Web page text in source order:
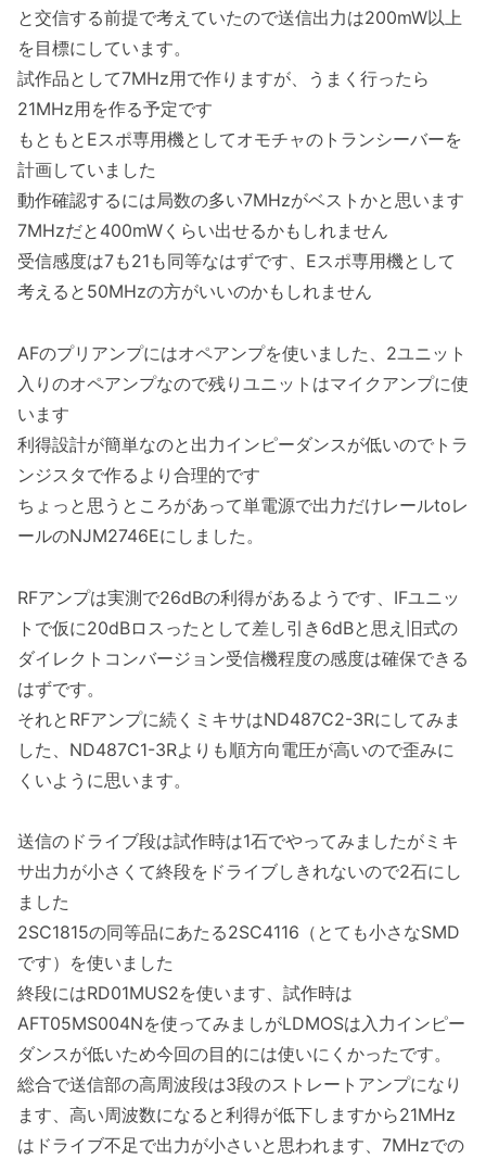
と交信する前提で考えていたので送信出力は200mW以上
を目標にしています。
試作品として7MHz用で作りますが、うまく行ったら
21MHz用を作る予定です
もともとEスポ専用機としてオモチャのトランシーバーを
計画していました
動作確認するには局数の多い7MHzがベストかと思います
7MHzだと400mWくらい出せるかもしれません
受信感度は7も21も同等なはずです、Eスポ専用機として
考えると50MHzの方がいいのかもしれません
AFのプリアンプにはオペアンプを使いました、2ユニット
入りのオペアンプなので残りユニットはマイクアンプに使
います
利得設計が簡単なのと出力インピーダンスが低いのでトラ
ンジスタで作るより合理的です
ちょっと思うところがあって単電源で出力だけレールtoレ
ールのNJM2746Eにしました。
RFアンプは実測で26dBの利得があるようです、IFユニッ
トで仮に20dBロスったとして差し引き6dBと思え旧式の
ダイレクトコンバージョン受信機程度の感度は確保できる
はずです。
それとRFアンプに続くミキサはND487C2-3Rにしてみま
した、ND487C1-3Rよりも順方向電圧が高いので歪みに
くいように思います。
送信のドライブ段は試作時は1石でやってみましたがミキ
サ出力が小さくて終段をドライブしきれないので2石にし
ました
2SC1815の同等品にあたる2SC4116（とても小さなSMD
です）を使いました
終段にはRD01MUS2を使います、試作時は
AFT05MS004Nを使ってみましがLDMOSは入力インピー
ダンスが低いため今回の目的には使いにくかったです。
総合で送信部の高周波段は3段のストレートアンプになり
ます、高い周波数になると利得が低下しますから21MHz
はドライブ不足で出力が小さいと思われます、7MHzでの